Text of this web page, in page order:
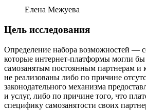
Елена Межуева
Цель исследования
Определение набора возможностей —
которые интернет-платформы могли
самозанятым постоянным партнерам и
не реализованы либо по причине
законодательного механизма
и услуг, либо по причине того, что
специфику самозанятости своих